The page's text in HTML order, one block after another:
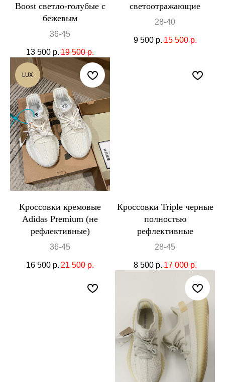
Boost светло-голубые с
бежевым
36-45
13 500 р. 19 500 р.
светоотражающие
28-40
9 500 р. 15 500 р.
LUX
Кроссовки кремовые
Adidas Premium (не
рефлективные)
36-45
16 500 р. 21 500 р.
Кроссовки Triple черные
полностью
рефлективные
28-45
8 500 р. 17 000 р.